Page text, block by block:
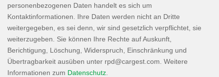
personenbezogenen Daten handelt es sich um
Kontaktinformationen. Ihre Daten werden nicht an Dritte
weitergegeben, es sei denn, wir sind gesetzlich verpflichtet, sie
weiterzugeben. Sie können Ihre Rechte auf Auskunft,
Berichtigung, Löschung, Widerspruch, Einschränkung und
Übertragbarkeit ausüben unter
. Weitere
Informationen zum Datenschutz